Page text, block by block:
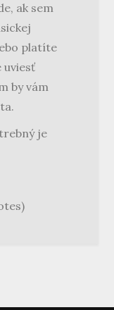
ak sem
platíte
uviesť
by vám
je